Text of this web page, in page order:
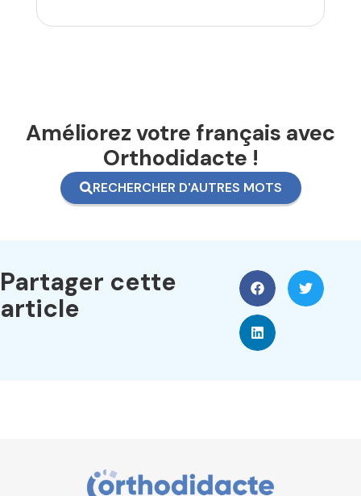
Améliorez votre français avec
Orthodidacte !
RECHERCHER D'AUTRES MOTS
Partager cette
article